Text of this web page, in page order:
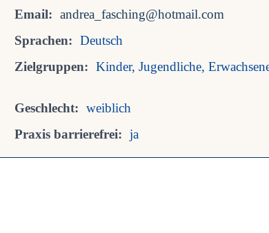
Email: andrea_fasching@hotmail.com
Sprachen: Deutsch
Zielgruppen: Kinder, Jugendliche,
Geschlecht: weiblich
Praxis barrierefrei: ja